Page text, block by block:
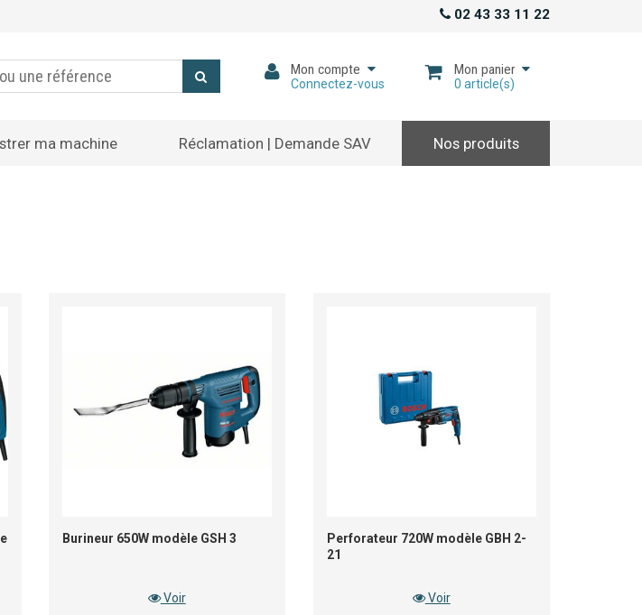
02 43 33 11 22
Mon compte
Connectez-vous
Mon panier
0 article(s)
ma machine Réclamation | Demande SAV Nos produits
Burineur 650W modèle GSH 3
Voir
Perforateur 720W modèle GBH 2-
21
Voir